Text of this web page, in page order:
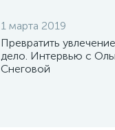
1 марта 2019
Превратить
дело. Интервью с
Снеговой